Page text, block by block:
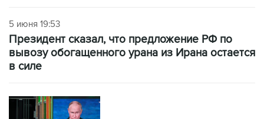
5 июня 19:53
Президент сказал, что предложение РФ по
вывозу обогащенного урана из Ирана остается
в силе